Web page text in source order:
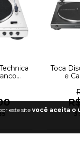
este sitevocê aceita o
Toca
e
3